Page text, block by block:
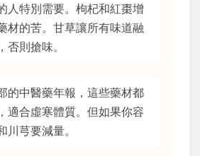
人特別需要。枸杞和紅棗增
材的苦。甘草讓所有味道融
否則搶味。
的中醫藥年報，這些藥材都
適合虛寒體質。但如果你容
川芎要減量。